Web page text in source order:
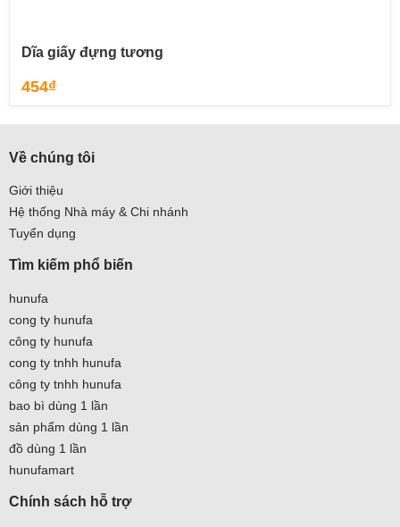
Dĩa giấy đựng tương
454₫
Về chúng tôi
Giới thiệu
Hệ thống Nhà máy & Chi nhánh
Tuyển dụng
Tìm kiếm phổ biến
hunufa
cong ty hunufa
công ty hunufa
cong ty tnhh hunufa
công ty tnhh hunufa
bao bì dùng 1 lần
sản phẩm dùng 1 lần
đồ dùng 1 lần
hunufamart
Chính sách hỗ trợ